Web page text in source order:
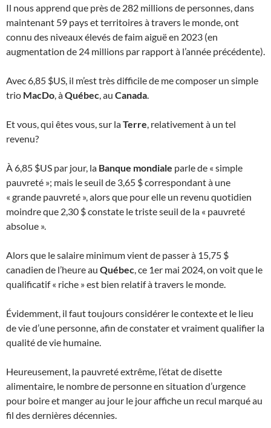
Il nous apprend que près de 282 millions de personnes, dans
maintenant 59 pays et territoires à travers le monde, ont
connu des niveaux élevés de faim aiguë en 2023 (en
augmentation de 24 millions par rapport à l’année précédente).
Avec 6,85 $US, il m’est très difficile de me composer un simple
trio MacDo, àQuébec, au Canada.
Et vous, qui êtes vous, sur laTerre, relativement à un tel
revenu?
À 6,85 $US par jour, la Banque mondiale parle de « simple
pauvreté »; mais le seuil de 3,65 $ correspondant à une
« grande pauvreté », alors que pour elle un revenu quotidien
moindre que 2,30 $ constate le triste seuil de la « pauvreté
absolue ».
Alors que le salaire minimum vient de passer à 15,75 $
canadien de l’heure au Québec, ce 1er mai 2024, on voit que le
qualificatif « riche » est bien relatif à travers le monde.
Évidemment, il faut toujours considérer le contexte et le lieu
de vie d’une personne, afin de constater et vraiment qualifier la
qualité de vie humaine.
Heureusement, la pauvreté extrême, l’état de disette
alimentaire, le nombre de personne en situation d’urgence
pour boire et manger au jour le jour affiche un recul marqué au
fil des dernières décennies.